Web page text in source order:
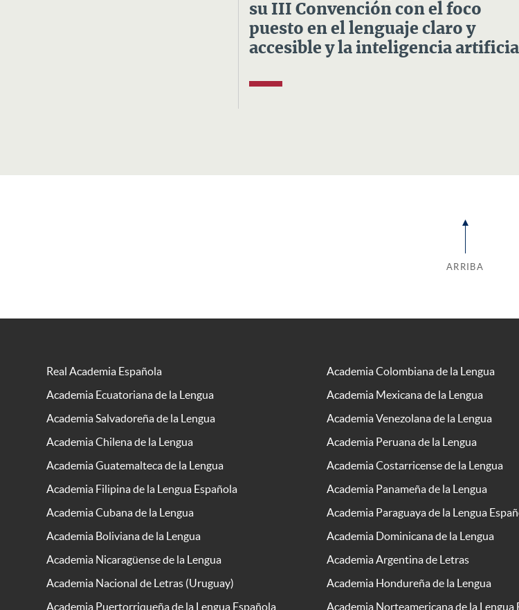
su III Convención con el foco
puesto en el lenguaje claro y
accesible y la inteligencia
ARRIBA
Real Academia Española
Academia Colombiana de la Lengua
Academia Ecuatoriana de la Lengua
Academia Mexicana de la Lengua
Academia Salvadoreña de la Lengua
Academia Venezolana de la Lengua
Academia Chilena de la Lengua
Academia Peruana de la Lengua
Academia Guatemalteca de la Lengua
Academia Costarricense de la Lengua
Academia Filipina de la Lengua Española
Academia Panameña de la Lengua
Academia Cubana de la Lengua
Academia Paraguaya de la Lengua
Academia Boliviana de la Lengua
Academia Dominicana de la Lengua
Academia Nicaragüense de la Lengua
Academia Argentina de Letras
Academia Nacional de Letras (Uruguay)
Academia Hondureña de la Lengua
Academia Puertorriqueña de la Lengua Española
Academia Norteamericana de la Lengua